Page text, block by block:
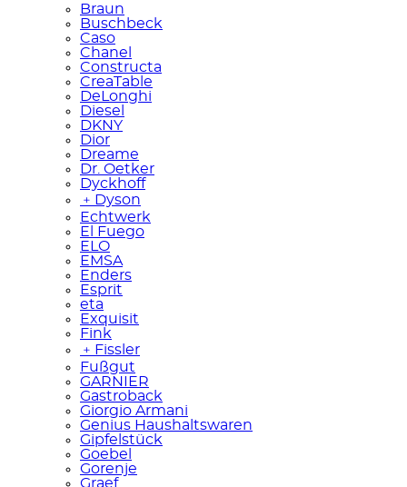
Braun
Buschbeck
Caso
Chanel
Constructa
CreaTable
DeLonghi
Diesel
DKNY
Dior
Dreame
Dr. Oetker
Dyckhoff
﹢ Dyson
Echtwerk
El Fuego
ELO
EMSA
Enders
Esprit
eta
Exquisit
Fink
﹢ Fissler
Fußgut
GARNIER
Gastroback
Giorgio Armani
Genius Haushaltswaren
Gipfelstück
Goebel
Gorenje
Graef